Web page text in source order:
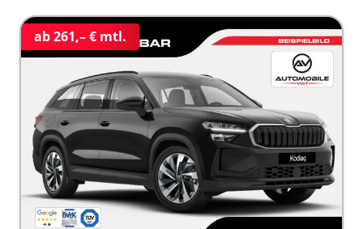
ab 261,– € mtl.